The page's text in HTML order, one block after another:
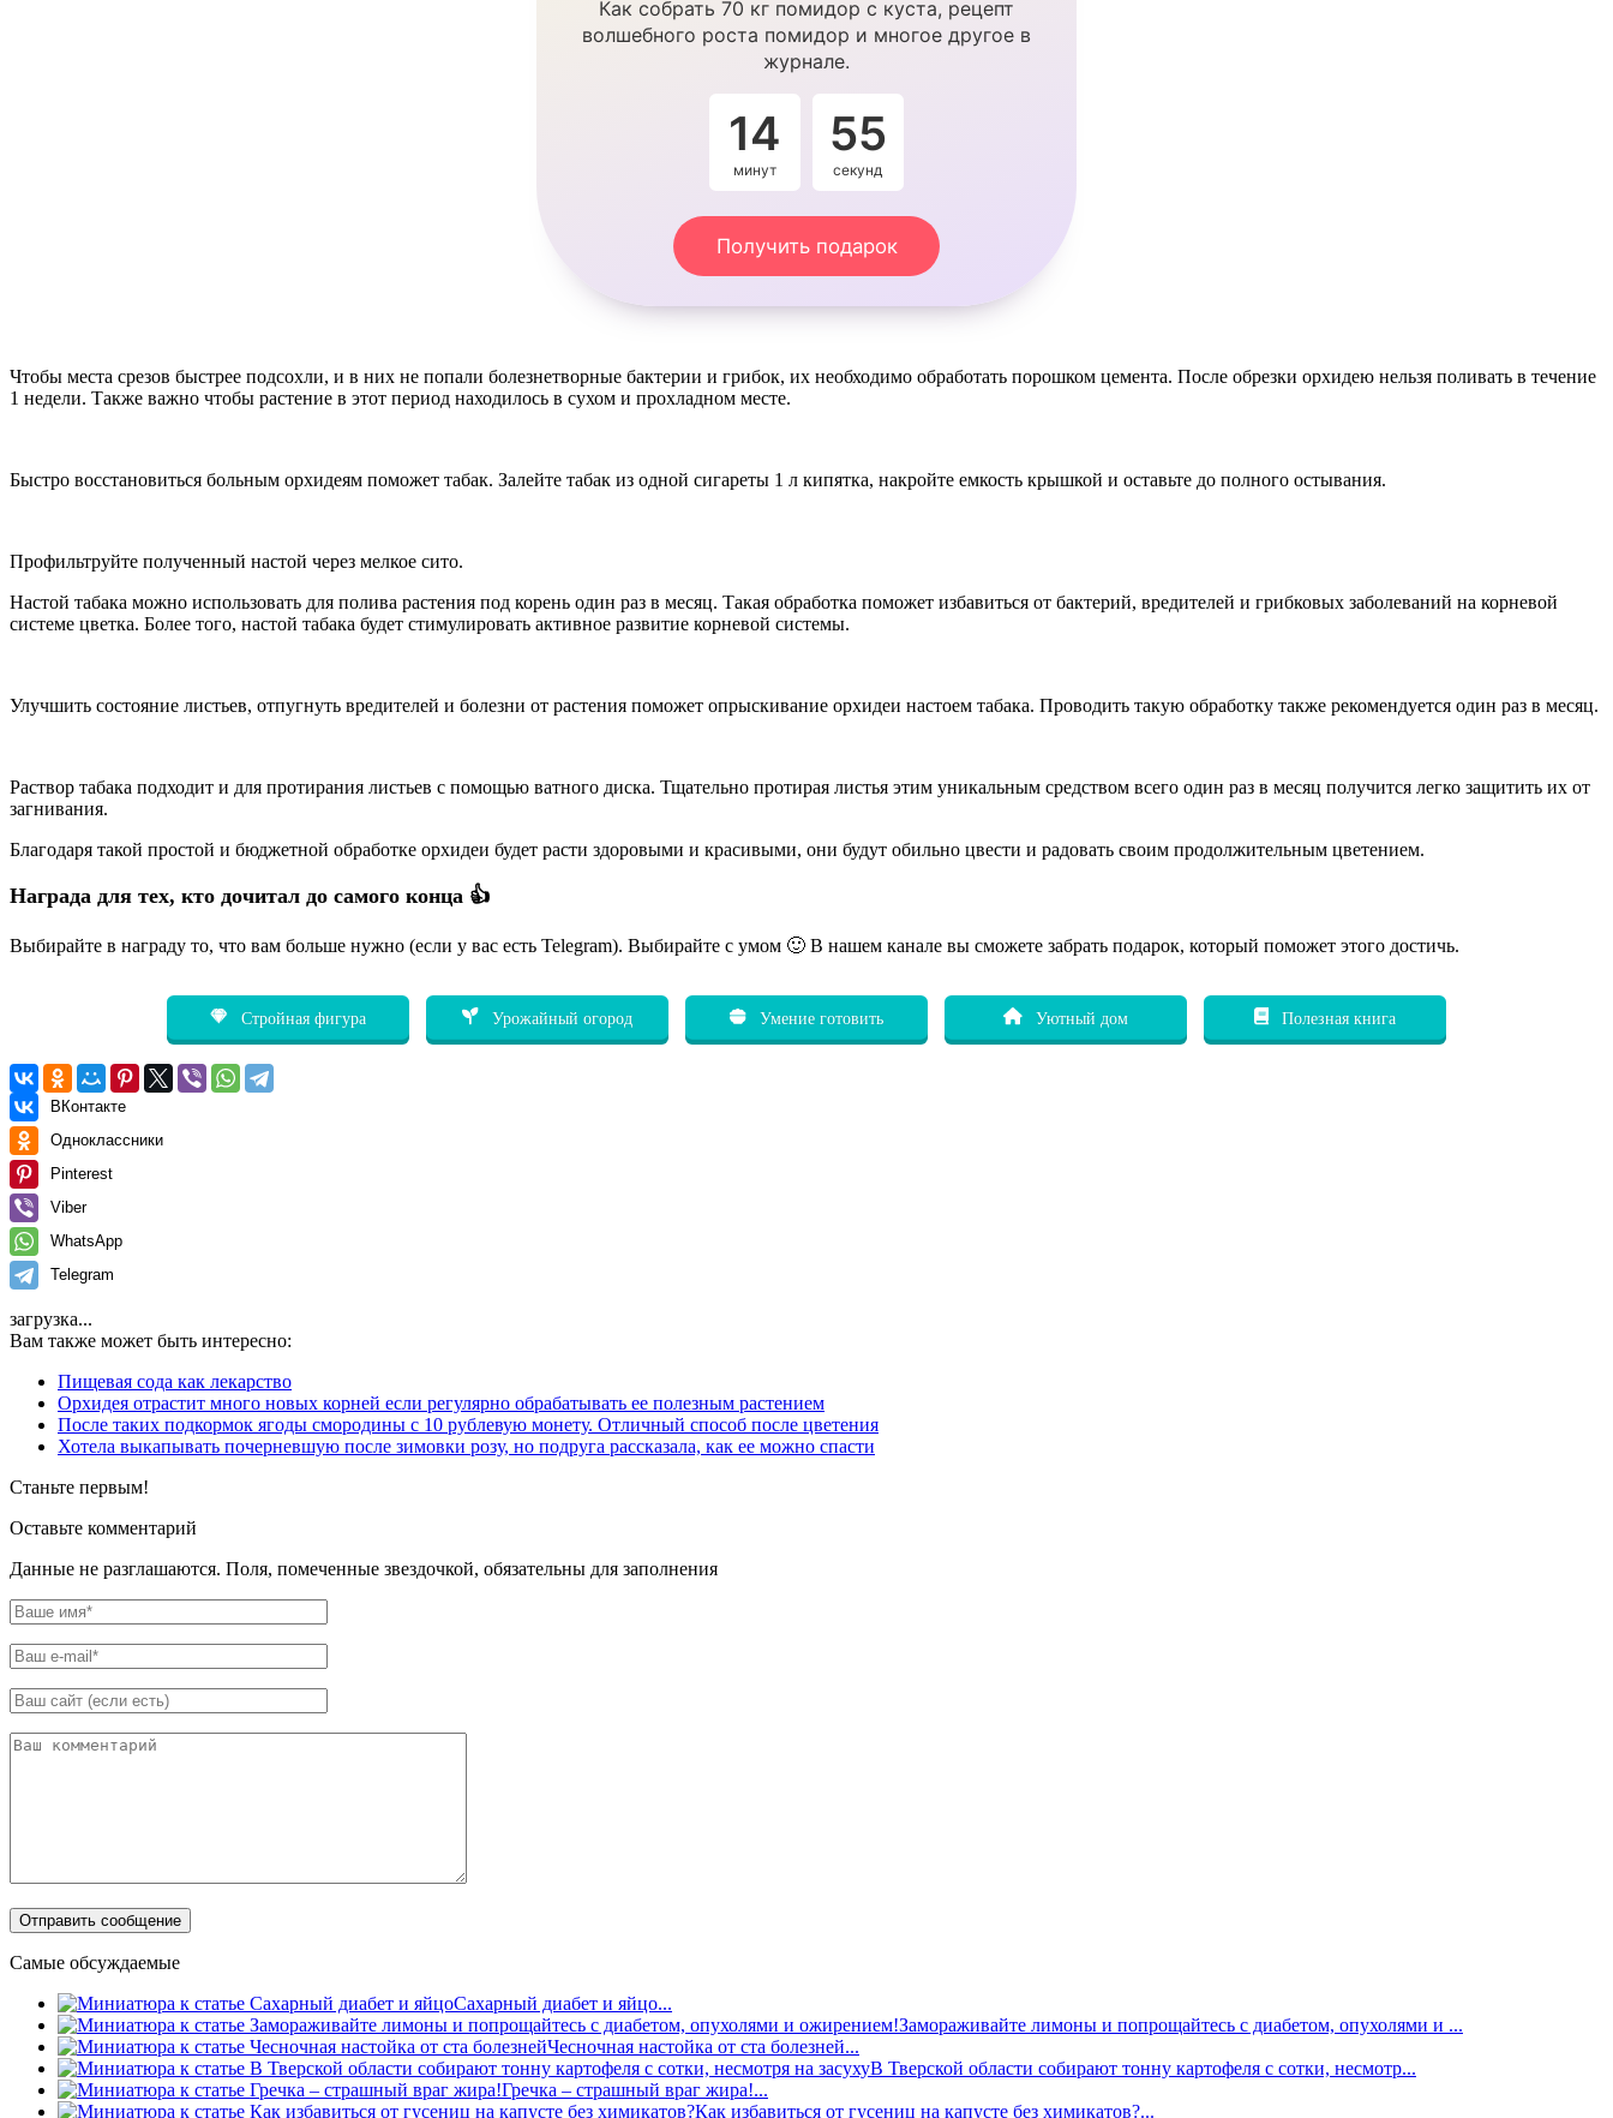
Как собрать 70 кг помидор с куста, рецепт
волшебного роста помидор и многое другое в
журнале.
14
минут
55
секунд
Получить подарок
Чтобы места срезов быстрее подсохли, и в них не попали болезнетворные бактерии и грибок, их необходимо обработать порошком цемента. После обрезки орхидею нельзя поливать в течение
1 недели. Также важно чтобы растение в этот период находилось в сухом и прохладном месте.
Быстро восстановиться больным орхидеям поможет табак. Залейте табак из одной сигареты 1 л кипятка, накройте емкость крышкой и оставьте до полного остывания.
Профильтруйте полученный настой через мелкое сито.
Настой табака можно использовать для полива растения под корень один раз в месяц. Такая обработка поможет избавиться от бактерий, вредителей и грибковых заболеваний на корневой
системе цветка. Более того, настой табака будет стимулировать активное развитие корневой системы.
Улучшить состояние листьев, отпугнуть вредителей и болезни от растения поможет опрыскивание орхидеи настоем табака. Проводить такую обработку также рекомендуется один раз в месяц.
Раствор табака подходит и для протирания листьев с помощью ватного диска. Тщательно протирая листья этим уникальным средством всего один раз в месяц получится легко защитить их от
загнивания.
Благодаря такой простой и бюджетной обработке орхидеи будет расти здоровыми и красивыми, они будут обильно цвести и радовать своим продолжительным цветением.
Награда для тех, кто дочитал до самого конца 👍
Выбирайте в награду то, что вам больше нужно (если у вас есть Telegram). Выбирайте с умом 🙂 В нашем канале вы сможете забрать подарок, который поможет этого достичь.
Стройная фигура Урожайный огород Умение готовить Уютный дом Полезная книга
ВКонтакте
Одноклассники
Pinterest
Viber
WhatsApp
Telegram
загрузка...
Вам также может быть интересно:
Пищевая сода как лекарство
Орхидея отрастит много новых корней если регулярно обрабатывать ее полезным растением
После таких подкормок ягоды смородины с 10 рублевую монету. Отличный способ после цветения
Хотела выкапывать почерневшую после зимовки розу, но подруга рассказала, как ее можно спасти
Станьте первым!
Оставьте комментарий
Данные не разглашаются. Поля, помеченные звездочкой, обязательны для заполнения
Самые обсуждаемые
Сахарный диабет и яйцо...
Замораживайте лимоны и попрощайтесь с диабетом, опухолями и ...
Чесночная настойка от ста болезней...
В Тверской области собирают тонну картофеля с сотки, несмотр...
Гречка – страшный враг жира!...
Как избавиться от гусениц на капусте без химикатов?...